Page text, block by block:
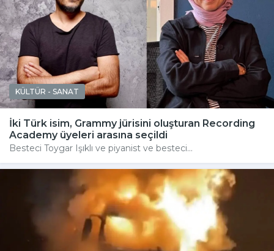
KÜLTÜR - SANAT
İki Türk isim, Grammy jürisini oluşturan Recording
Academy üyeleri arasına seçildi
Besteci Toygar Işıklı ve piyanist ve besteci...